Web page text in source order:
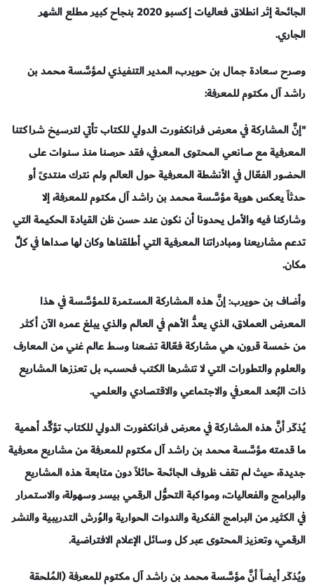
الجائحة إثر انطلاق فعاليات إكسبو 2020 بنجاح كبير مطلع الشهر
الجاري.
وصرحسعادة جمال بن حويرب، المدير التنفيذي لمؤسَّسة محمد بن
راشد آل مكتوم للمعرفة:
"إنَّ المشاركة في معرض فرانكفورت الدولي للكتاب تأتي لترسيخ شراكتنا
المعرفية مع صانعي المحتوى المعرفي، فقد حرصنا منذ سنوات على
الحضور الفعّال في الأنشطة المعرفية حول العالم ولم نترك منتدىً أو
حدثاً يعكس هوية مؤسَّسة محمد بن راشد آل مكتوم للمعرفة، إلا
وشاركنا فيه والأمل يحدونا أن نكون عند حسن ظن القيادة الحكيمة التي
تدعم مشاريعنا ومبادراتنا المعرفية التي أطلقناها وكان لها صداها في كلِّ
مكان.
وأضاف بن حويرب: إنَّ هذه المشاركة المستمرة للمؤسَّسة في هذا
المعرض العملاق، الذي يعدُّ الأهم في العالم والذي يبلغ عمره الآن أكثر
من خمسة قرون، هي مشاركة فعّالة تضعنا وسط عالم غني من المعارف
والعلوم والتطورات التي لا تنشرها الكتب فحسب، بل تعززها المشاريع
ذات البُعد المعرفي والاجتماعي والاقتصادي والعلمي.
يُذكَر أنَّ هذه المشاركة في معرض فرانكفورت الدولي للكتاب تؤكِّد أهمية
ما قدمته مؤسَّسة محمد بن راشد آل مكتوم للمعرفة من مشاريع معرفية
جديدة، حيث لم تقف ظروف الجائحة حائلاً دون متابعة هذه المشاريع
والبرامج والفعاليات، ومواكبة التحوُّل الرقمي بيسر وسهولة، والاستمرار
في الكثير من البرامج الفكرية والندوات الحوارية والوُرش التدريبية والنشر
الرقمي، وتعزيز المحتوى عبر كل وسائل الإعلام الافتراضية.
ويُذكَر أيضاً أنَّ مؤسَّسة محمد بن راشد آل مكتوم للمعرفة (المُلحقة